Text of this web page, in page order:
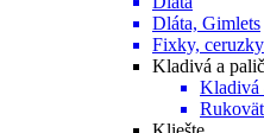
Dláta, Gimlets
Fixky, ceruzky
Kladivá a
Kladivá